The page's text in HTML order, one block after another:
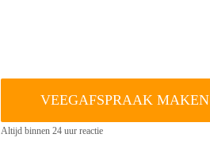
VEEGAFSPRAAK MAKEN
Altijd binnen 24 uur reactie